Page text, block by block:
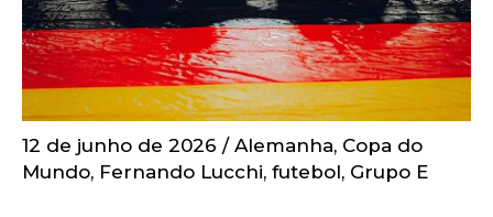
12 de junho de 2026 / Alemanha, Copa do
Mundo, Fernando Lucchi, futebol, Grupo E